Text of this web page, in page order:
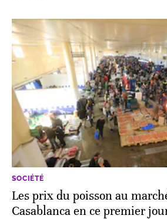
SOCIÉTÉ
Les prix du poisson au
Casablanca en ce premier